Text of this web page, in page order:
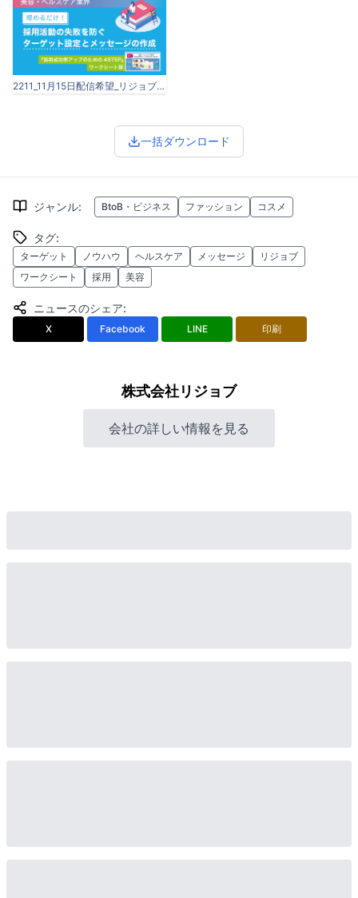
2211_11月15日配信希望_リジョブ_記事原稿_ターゲット設定_画像.png
一括ダウンロード
ジャンル: BtoB・ビジネス ファッション コスメ
タグ:
ターゲット ノウハウ ヘルスケア メッセージ
リジョブ
ワークシート
採用 美容
ニュースのシェア:
X Facebook LINE 印刷
株式会社リジョブ
会社の詳しい情報を見る